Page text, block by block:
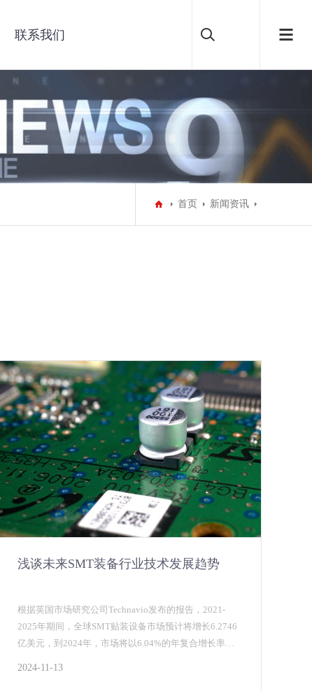
联系我们
首页 新闻资讯
浅谈未来SMT装备行业技术发展趋势
根据英国市场研究公司Technavio发布的报告，2021-
2025年期间，全球SMT贴装设备市场预计将增长6.2746
亿美元，到2024年，市场将以6.04%的年复合增长率增
2024-11-13